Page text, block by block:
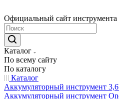
Официальный сайт инструмента
Каталог
По всему сайту
По каталогу
Каталог
Аккумуляторный инструмент
Аккумуляторный инструмент